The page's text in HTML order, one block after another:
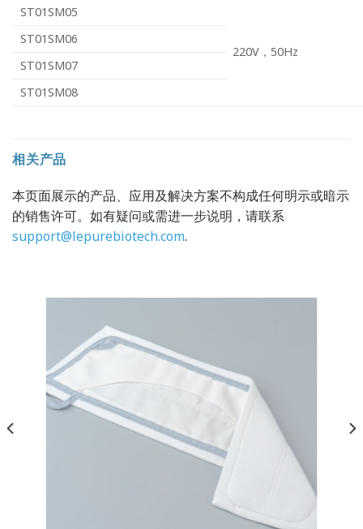
ST01SM05
220V，50Hz
ST01SM06
ST01SM07
ST01SM08
相关产品
本页面展示的产品、应用及解决方案不构成任何明示或暗示
的销售许可。如有疑问或需进一步说明，请联系
support@lepurebiotech.com.